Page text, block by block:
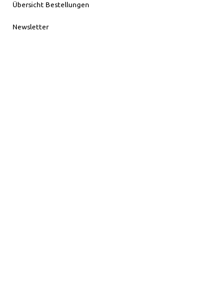
Übersicht Bestellungen
Newsletter